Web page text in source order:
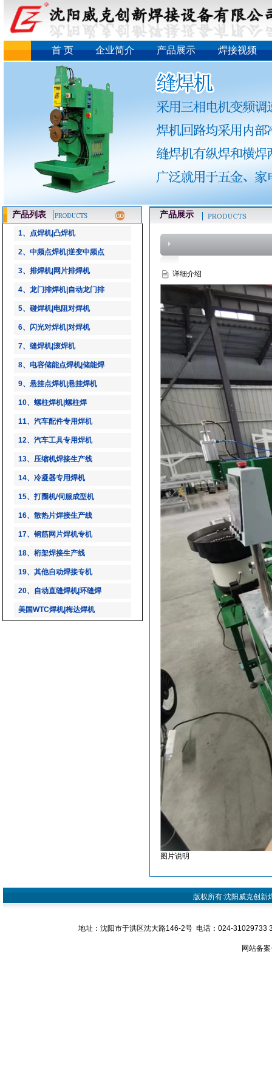
首 页 企业简介 产品展示 焊接视频
产品列表
1、点焊机|凸焊机
2、中频点焊机|逆变中频点
3、排焊机|网片排焊机
4、龙门排焊机|自动龙门排
5、碰焊机|电阻对焊机
6、闪光对焊机|对焊机
7、缝焊机|滚焊机
8、电容储能点焊机|储能焊
9、悬挂点焊机|悬挂焊机
10、螺柱焊机|螺柱焊
11、汽车配件专用焊机
12、汽车工具专用焊机
13、压缩机焊接生产线
14、冷凝器专用焊机
15、打圈机/伺服成型机
16、散热片焊接生产线
17、钢筋网片焊机专机
18、桁架焊接生产线
19、其他自动焊接专机
20、自动直缝焊机|环缝焊
美国WTC焊机|梅达焊机
产品展示
详细介绍
图片说明
版权所有:沈阳威克创
地址：沈阳市于洪区沈大路146-2号 电话：024-
网站备